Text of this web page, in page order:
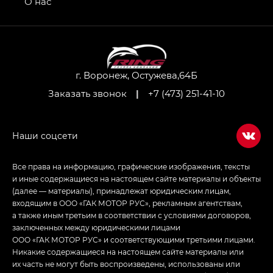
Джи Ти — GT, Джи Икс — GX,
Джи Икс ПРЕМИУМ — GX PREMIUM, ЛАУНЖ —
Empow — Эмпау (Empow) в комплектации
г. Воронеж, Остужева,64Б
Заказать звонок
| +7 (473) 251-41-10
Все права на информацию, графические изображения, тексты
и иные содержащиеся на настоящем сайте материалы и объекты
(далее — материалы), принадлежат юридическим лицам,
входящим в ООО «ГАК МОТОР РУС», рекламным агентствам,
а также иным третьим в соответствии с условиями договоров,
заключенных между юридическими лицами
ООО «ГАК МОТОР РУС» и соответствующими третьими лицами.
Никакие содержащиеся на настоящем сайте материалы или
их часть не могут быть воспроизведены, использованы или